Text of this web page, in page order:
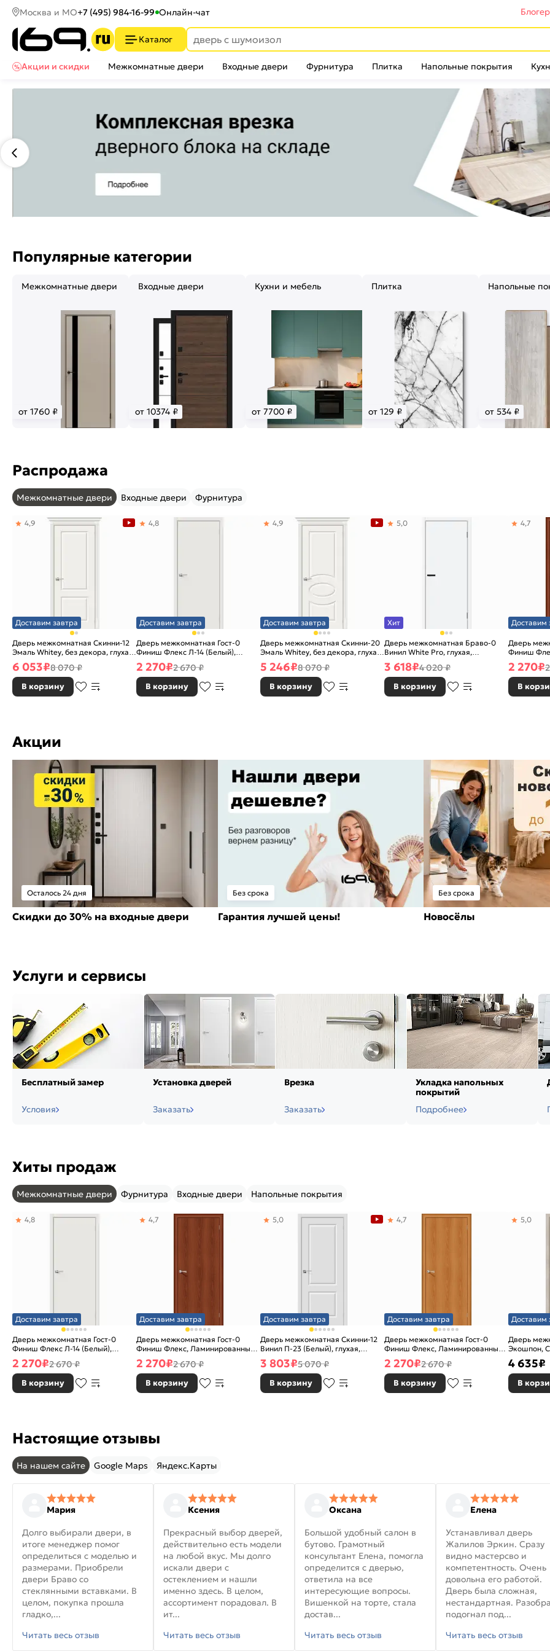
Москва и МО+7 (495) 984-16-99 Онлайн-чат
Каталог
Акции и скидки
Межкомнатные двери Входные двери Фурнитура Плитка Напольные покрытия
Популярные категории
Межкомнатные двери
от 1760 ₽
Входные двери
от 10374 ₽
Кухни и мебель
от 7700 ₽
Плитка
от 129 ₽
Напольные
от 534 ₽
Распродажа
Межкомнатные двери Входные двери Фурнитура
Доставим завтра
Дверь межкомнатная Скинни-12
Эмаль Whitey, без декора, глухая,
без стекла, без кромки, скиновая
4,9
6 053₽8 070 ₽
В корзину
Доставим завтра
Дверь межкомнатная Гост-0
Финиш Флекс Л-14 (Белый),
глухая, каркасно-щитовая
4,8
2 270₽2 670 ₽
В корзину
Доставим завтра
Дверь межкомнатная Скинни-20
Эмаль Whitey, без декора, глухая,
без стекла, без кромки, скиновая
4,9
5 246₽8 070 ₽
В корзину
Хит
Дверь межкомнатная Браво-0
Винил White Pro, глухая,
каркасно-щитовая
5,0
3 618₽4 020 ₽
В корзину
Доставим
Дверь
Финиш
Л-11
каркасно-
4,7
2 270₽
В
Акции
Осталось 24 дня
Скидки до 30% на входные двери
Без срока
Гарантия лучшей цены!
Без срока
Новосёлы
Услуги и сервисы
Бесплатный замер
Условия
Установка дверей
Заказать
Врезка
Заказать
Укладка напольных
покрытий
Подробнее
Хиты продаж
Межкомнатные двери Фурнитура Входные двери Напольные покрытия
Доставим завтра
Дверь межкомнатная Гост-0
Финиш Флекс Л-14 (Белый),
глухая, каркасно-щитовая
4,8
2 270₽2 670 ₽
В корзину
Доставим завтра
Дверь межкомнатная Гост-0
Финиш Флекс, Ламинированные
Л-11 (ИталОрех), глухая,
каркасно-щитовая
4,7
2 270₽2 670 ₽
В корзину
Доставим завтра
Дверь межкомнатная Скинни-12
Винил П-23 (Белый), глухая,
скиновая
5,0
3 803₽5 070 ₽
В корзину
Доставим завтра
Дверь межкомнатная Гост-0
Финиш Флекс, Ламинированные
Л-12 (МиланОрех), глухая,
каркасно-щитовая
4,7
2 270₽2 670 ₽
В корзину
Доставим
Дверь
Экошпон,
5,0
4 635₽
В
Настоящие отзывы
На нашем сайте Google Maps Яндекс.Карты
Мария
Долго выбирали двери, в
итоге менеджер помог
определиться с моделью и
размерами. Приобрели
двери Браво со
стеклянными вставками. В
целом, покупка прошла
гладко,...
Читать весь отзыв
Ксения
Прекрасный выбор дверей,
действительно есть модели
на любой вкус. Мы долго
искали двери с
остеклением и нашли
именно здесь. В целом,
ассортимент порадовал. В
ит...
Читать весь отзыв
Оксана
Большой удобный салон в
бутово. Грамотный
консультант Елена, помогла
определится с дверью,
ответила на все
интересующие вопросы.
Вишенкой на торте, стала
достав...
Читать весь отзыв
Елена
Устанавливал дверь
Жалилов Эркин. Сразу
видно мастерсво и
компетентность. Очень
довольна его работой.
Дверь была сложная,
нестандартная.
подогнал под...
Читать весь отзыв